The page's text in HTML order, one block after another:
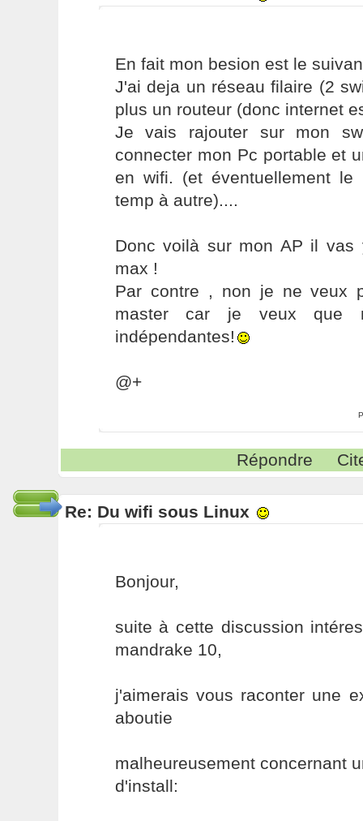
En fait mon besion est le
J'ai deja un réseau filaire (2
plus un routeur (donc internet
Je vais rajouter sur mon
connecter mon Pc portable et
en wifi. (et éventuellement
temp à autre)....
Donc voilà sur mon AP il vas
max !
Par contre , non je ne veux
master car je veux que
indépendantes!
@+
Répondre
Re: Du wifi sous Linux
Bonjour,
suite à cette discussion
mandrake 10,
j'aimerais vous raconter une
aboutie
malheureusement concernant
d'install: